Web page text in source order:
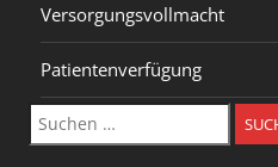
Versorgungsvollmacht
Patientenverfügung
Suchen
nach: